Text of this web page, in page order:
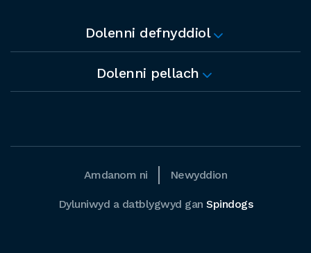
Dolenni defnyddiol
Dolenni pellach
Amdanom ni Newyddion
Dyluniwyd a datblygwyd ganSpindogs